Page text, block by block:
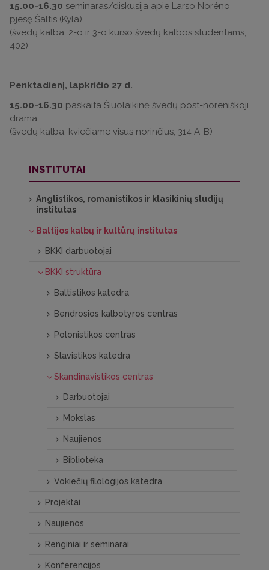
15.00-16.30 seminaras/diskusija apie Larso Noréno
pjesę Šaltis (Kyla).
(švedų kalba; 2-o ir 3-o kurso švedų kalbos studentams;
402)
Penktadienį, lapkričio 27 d.
15.00-16.30 paskaita Šiuolaikinė švedų post-noreniškoji
drama
(švedų kalba; kviečiame visus norinčius; 314 A-B)
INSTITUTAI
Anglistikos, romanistikos ir klasikinių studijų
institutas
Baltijos kalbų ir kultūrų institutas
BKKI darbuotojai
BKKI struktūra
Baltistikos katedra
Bendrosios kalbotyros centras
Polonistikos centras
Slavistikos katedra
Skandinavistikos centras
Darbuotojai
Mokslas
Naujienos
Biblioteka
Vokiečių filologijos katedra
Projektai
Naujienos
Renginiai ir seminarai
Konferencijos